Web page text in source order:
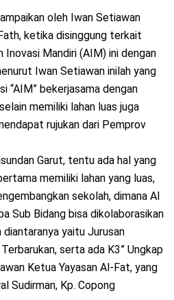
oleh Iwan Setiawan
ketika disinggung terkait
Inovasi Mandiri (AIM) ini dengan
Iwan Setiawan inilah yang
“AIM” bekerjasama dengan
memiliki lahan luas juga
rujukan dari Pemprov
Garut, tentu ada hal yang
memiliki lahan yang luas,
sekolah, dimana Al
Sub Bidang bisa dikolaborasikan
diantaranya yaitu Jurusan
serta ada K3” Ungkap
Ketua Yayasan Al-Fat, yang
Sudirman, Kp. Copong